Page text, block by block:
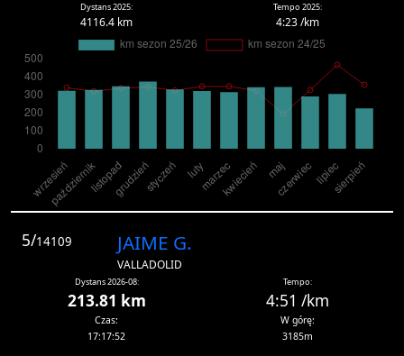
Dystans 2025:
4116.4 km
Tempo 2025:
4:23 /km
5/14109 JAIME G.
VALLADOLID
Dystans 2026-08:
213.81 km
Tempo:
4:51 /km
Czas:
17:17:52
W górę:
3185m